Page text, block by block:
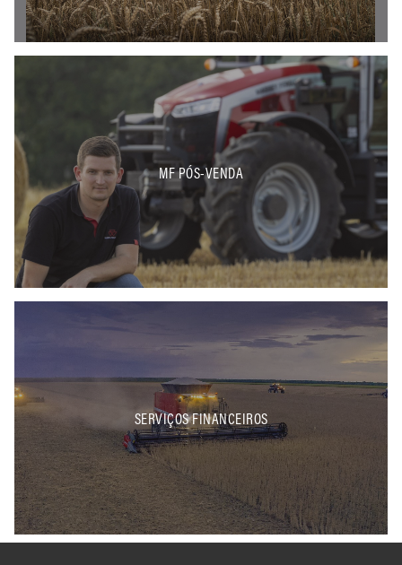
MF PÓS-VENDA
SERVIÇOS FINANCEIROS